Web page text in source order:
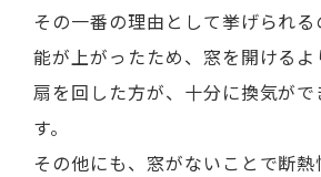
その一番の理由として挙げられ
能が上がったため、窓を開ける
扇を回した方が、十分に換気が
す。
その他にも、窓がないことで断熱